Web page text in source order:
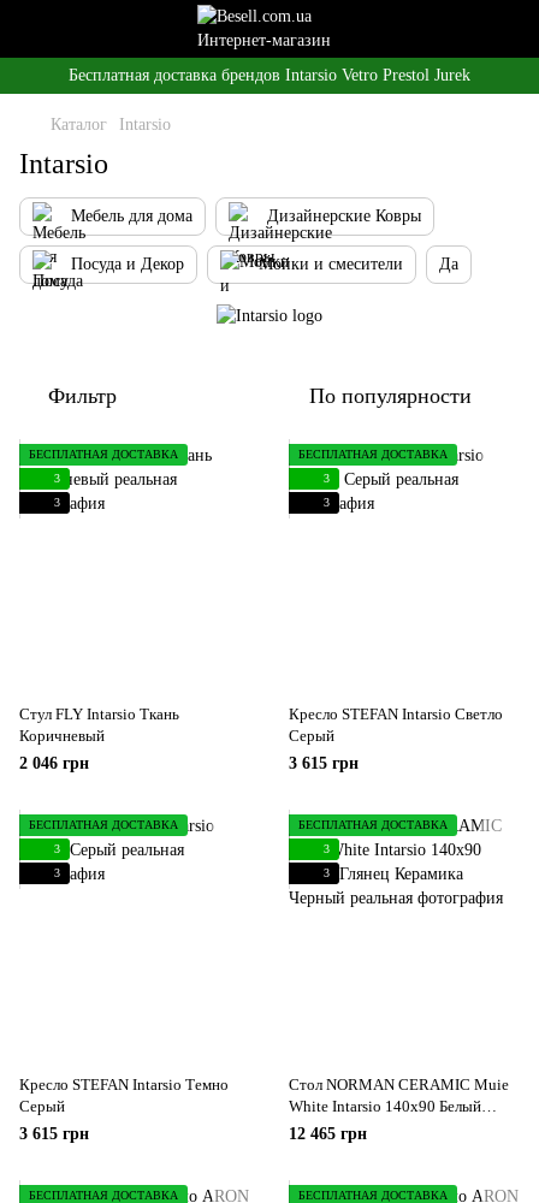
Бесплатная доставка брендов Intarsio Vetro Prestol Jurek
Каталог Intarsio
Intarsio
Мебель для дома Дизайнерские Ковры
Посуда и Декор Мойки и смесители Да
Фильтр По популярности
БЕСПЛАТНАЯ ДОСТАВКА
3
3
Стул FLY Intarsio Ткань
Коричневый
2 046 грн
БЕСПЛАТНАЯ ДОСТАВКА
3
3
Кресло STEFAN Intarsio Светло
Серый
3 615 грн
БЕСПЛАТНАЯ ДОСТАВКА
3
3
Кресло STEFAN Intarsio Темно
Серый
3 615 грн
БЕСПЛАТНАЯ ДОСТАВКА
3
3
Стол NORMAN CERAMIC Muie
White Intarsio 140x90 Белый
Глянец Керамика Черный
12 465 грн
БЕСПЛАТНАЯ ДОСТАВКА
БЕСПЛАТНАЯ ДОСТАВКА